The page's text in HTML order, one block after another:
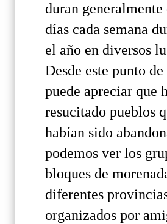
duran generalmente
días cada semana
el año en diversos
Desde este punto
puede apreciar que
resucitado pueblos
habían sido
podemos ver los
bloques de
diferentes
organizados por